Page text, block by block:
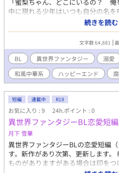
「蜜梨ちゃん、どこにいるの？
中に現れる少年はいつも自分の名
供の頃から時々見る、お決まりの
姿が、蜜梨には悲しかった。 看護
どこにでもいる普通の腐男子だ。
いように必死に隠して同人活動を
果は腐男子で、SNSで偶然出会って
人で腐談義に興じる。リアルで腐
ある日、有り得ない不幸の数々が波
気持ちを落ち着けるため神社に逃
秘果に拉致られ軟禁された。 この
のような力を使う秘果は、実は竜
された国は「桃源」という神獣を
重要な存在で、元々は「桃源」の
記憶がない蜜梨に真実を語る秘果。
も起きない。 流されるままに蜜梨
巻き込まれていく。 誘拐系異世界
エロくて切なくて懐かしい、執着
ない、切れない絆だった。
続きを読む
文字数 64,881
BL 異世界ファンタジー 溺愛
和風中華系
ハッピーエンド
短編 連載中 R18
お気に入り : 9 24h.ポイント : 0
異世界ファンタジーBL恋愛短
月下 雪華
異世界ファンタジーBLの恋愛短編
す。新作があり次第、更新します
ものがありますがある場合は印を